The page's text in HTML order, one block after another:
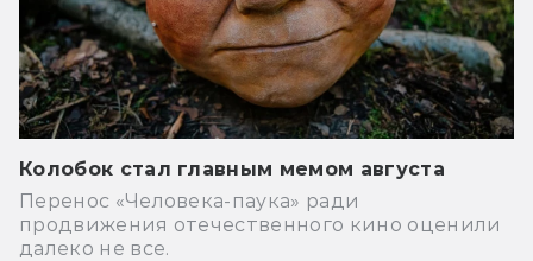
Колобок стал главным мемом августа
Перенос «Человека-паука» ради
продвижения отечественного кино оценили
далеко не все.